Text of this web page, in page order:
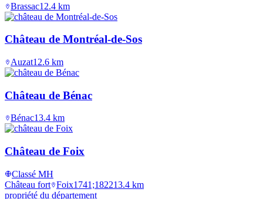
Brassac12.4 km
Château de Montréal-de-Sos
Auzat12.6 km
Château de Bénac
Bénac13.4 km
Château de Foix
Classé MH
Château fort Foix1741;182213.4 km
propriété du département